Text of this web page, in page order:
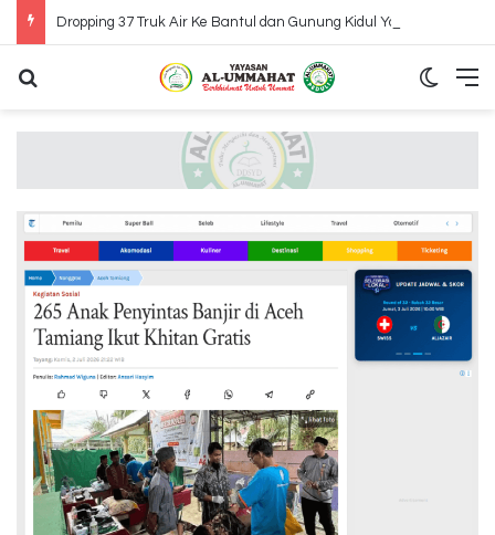
Dropping 37 Truk Air Ke Bantul dan Gunung Kidul Yogyakarta